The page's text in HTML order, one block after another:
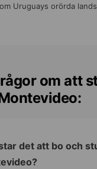
Uruguays orörda
om att
det att bo och